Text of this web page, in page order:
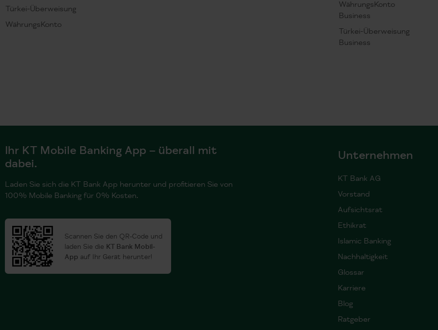
Türkei-Überweisung
WährungsKonto
WährungsKonto
Business
Türkei-Überweisung
Business
Ihr KT Mobile Banking App – überall mit
dabei.
Laden Sie sich die KT Bank App herunter und profitieren Sie von
100% Mobile Banking für 0% Kosten.
Scannen Sie den QR-Code und
laden Sie die
KT Bank Mobil-
App auf Ihr Gerät herunter!
Unternehmen
KT Bank AG
Vorstand
Aufsichtsrat
Ethikrat
Islamic Banking
Nachhaltigkeit
Glossar
Karriere
Blog
Ratgeber